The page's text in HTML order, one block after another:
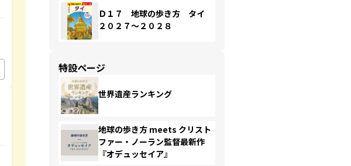
Ｄ１７ 地球の歩き方 タイ
２０２７～２０２８
特設ページ
世界遺産ランキング
地球の歩き方 meets クリスト
ファー・ノーラン監督最新作
『オデュッセイア』